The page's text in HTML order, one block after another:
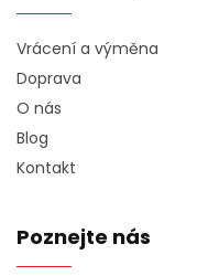
Vrácení a výměna
Doprava
O nás
Blog
Kontakt
Poznejte nás